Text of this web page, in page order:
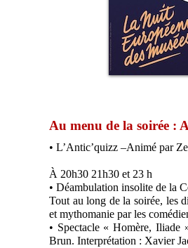
Au menu de la soirée :
• L’Antic’quizz –Animé par
À 20h30 21h30 et 23 h
• Déambulation insolite de la
Tout au long de la soirée, les
et mythomanie par les
• Spectacle « Homère, Iliade
Brun. Interprétation : Xavier